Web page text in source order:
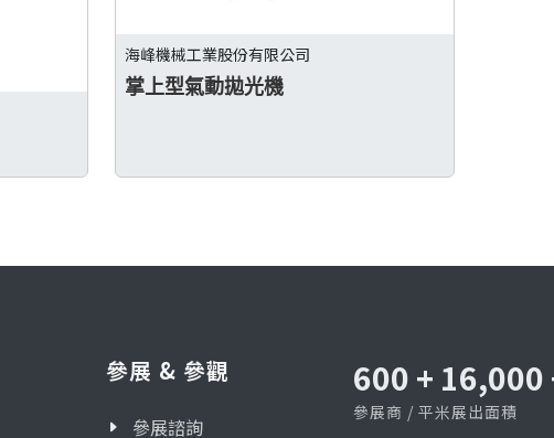
海峰機械工業股份有限公司
掌上型氣動拋光機
參展 & 參觀
參展諮詢
600 + 16,000
參展商 / 平米展出面積